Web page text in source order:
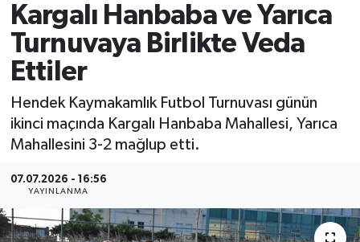
Kargalı Hanbaba ve Yarıca
Turnuvaya Birlikte Veda
Ettiler
Hendek Kaymakamlık Futbol Turnuvası günün
ikinci maçında Kargalı Hanbaba Mahallesi, Yarıca
Mahallesini 3-2 mağlup etti.
07.07.2026 - 16:56
YAYINLANMA
Tüm Manşetler
Son Dakika Haberleri
Haber Arşivi